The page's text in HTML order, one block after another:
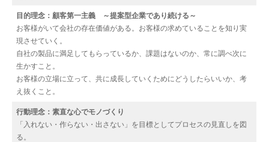
目的理念：顧客第一主義 ～提案型企業であり続ける～
お客様がいて会社の存在価値がある。お客様の求めていることを知り実
現させていく。
自社の製品に満足してもらっているか、課題はないのか、常に調べ次に
生かすこと。
お客様の立場に立って、共に成長していくためにどうしたらいいか、考
え抜くこと。
行動理念：素直な心でモノづくり
「入れない・作らない・出さない」を目標としてプロセスの見直しを図
る。